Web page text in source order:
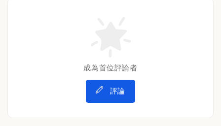
成為首位評論者
評論